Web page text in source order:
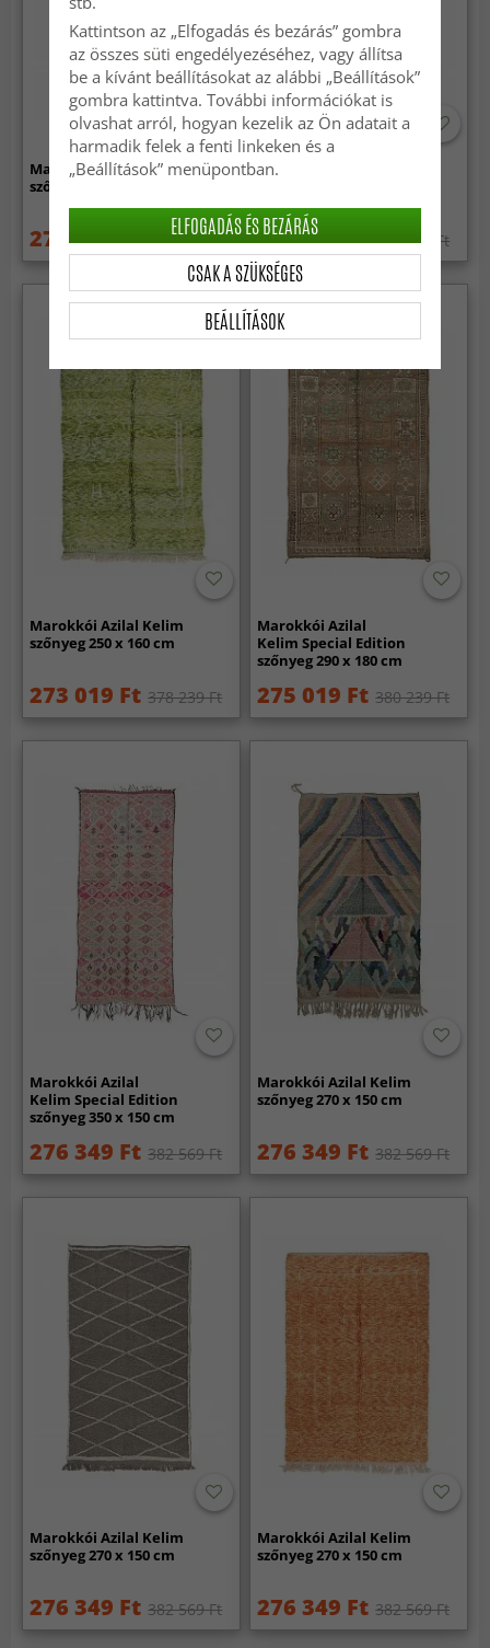
Marokkói Azilal Kelim
szőnyeg 250 x 160 cm
273 019 Ft 378 239 Ft
Marokkói Azilal Kelim
273 019 Ft 378 239 Ft
Marokkói Azilal Kelim
szőnyeg 250 x 160 cm
273 019 Ft 378 239 Ft
Marokkói Azilal
Kelim Special Edition
szőnyeg 290 x 180 cm
275 019 Ft 380 239 Ft
Marokkói Azilal
Kelim Special Edition
szőnyeg 350 x 150 cm
276 349 Ft 382 569 Ft
Marokkói Azilal Kelim
szőnyeg 270 x 150 cm
276 349 Ft 382 569 Ft
Marokkói Azilal Kelim
szőnyeg 270 x 150 cm
276 349 Ft 382 569 Ft
Marokkói Azilal Kelim
szőnyeg 270 x 150 cm
276 349 Ft 382 569 Ft
Kattintson az „Elfogadás és bezárás” gombra
az összes süti engedélyezéséhez, vagy állítsa
be a kívánt beállításokat az alábbi „Beállítások”
gombra kattintva. További információkat is
olvashat arról, hogyan kezelik az Ön adatait a
harmadik felek a fenti linkeken és a
„Beállítások” menüpontban.
BEÁLLÍTÁSOK
CSAK A SZÜKSÉGES
ELFOGADÁS ÉS BEZÁRÁS